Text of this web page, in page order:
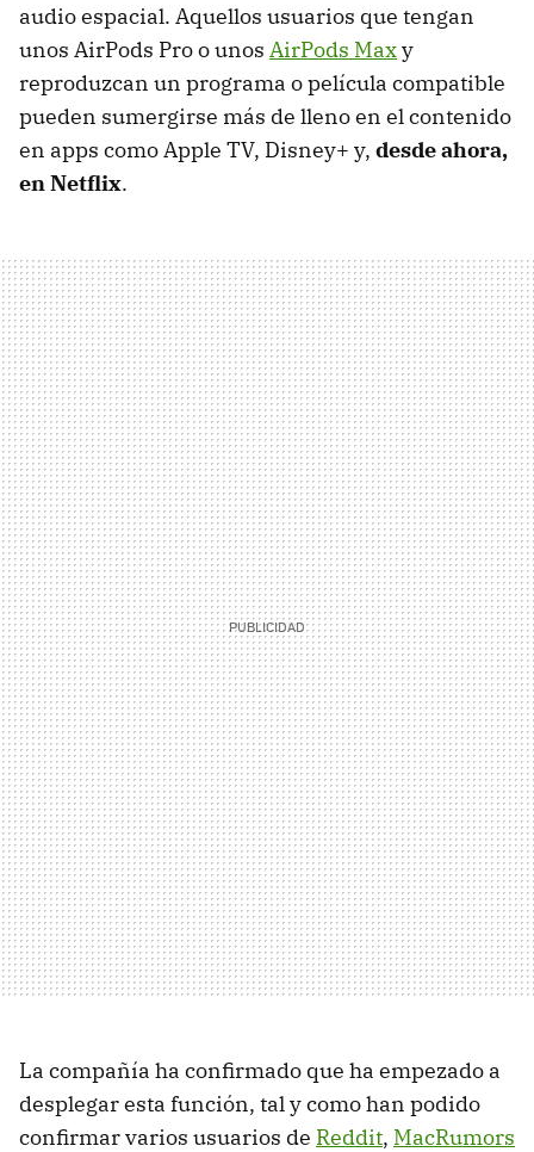
audio espacial. Aquellos usuarios que tengan
unos AirPods Pro o unos AirPods Maxy
reproduzcan un programa o película compatible
pueden sumergirse más de lleno en el contenido
en apps como Apple TV, Disney+ y, desde ahora,
en Netflix.
La compañía ha confirmado que ha empezado a
desplegar esta función, tal y como han podido
confirmar varios usuarios de Reddit, MacRumors